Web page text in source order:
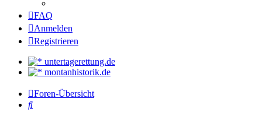
FAQ
Anmelden
Registrieren
untertagerettung.de
montanhistorik.de
Foren-Übersicht
Suche